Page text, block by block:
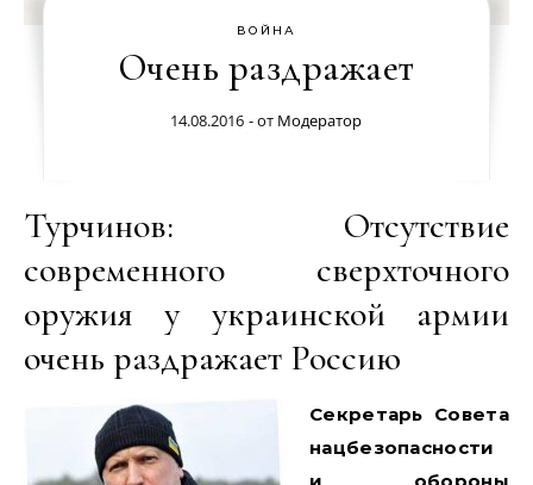
ВОЙНА
Очень раздражает
14.08.2016 - от Модератор
Турчинов: Отсутствие
современного сверхточного
оружия у украинской армии
очень раздражает Россию
Секретарь Совета
нацбезопасности